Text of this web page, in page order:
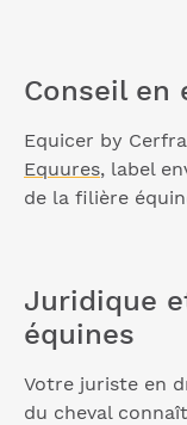
Conseil en
Equicer by
Equures, label
de la filière
Juridique
équines
Votre juriste en
du cheval